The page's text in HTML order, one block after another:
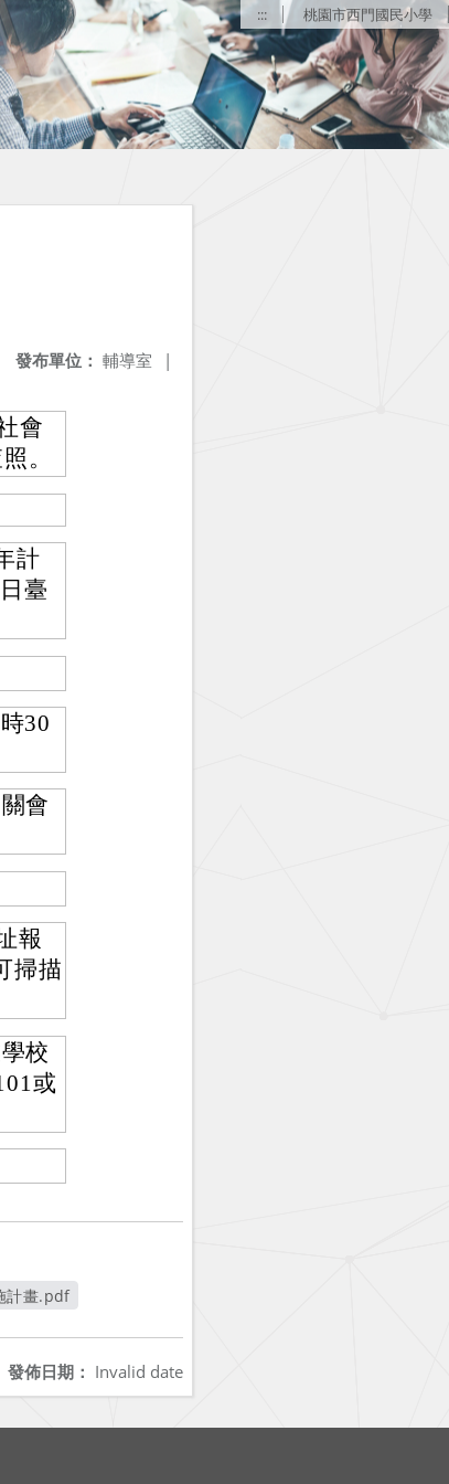
::: 桃園市西門國民小學
發布單位： 輔導室 |
會
。
計
臺
30
會
報
掃描
校
或
計畫.pdf
發佈日期： Invalid date